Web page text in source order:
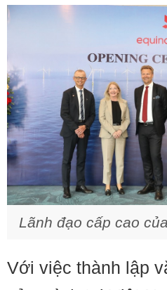
Lãnh đạo cấp cao
Với việc thành lập